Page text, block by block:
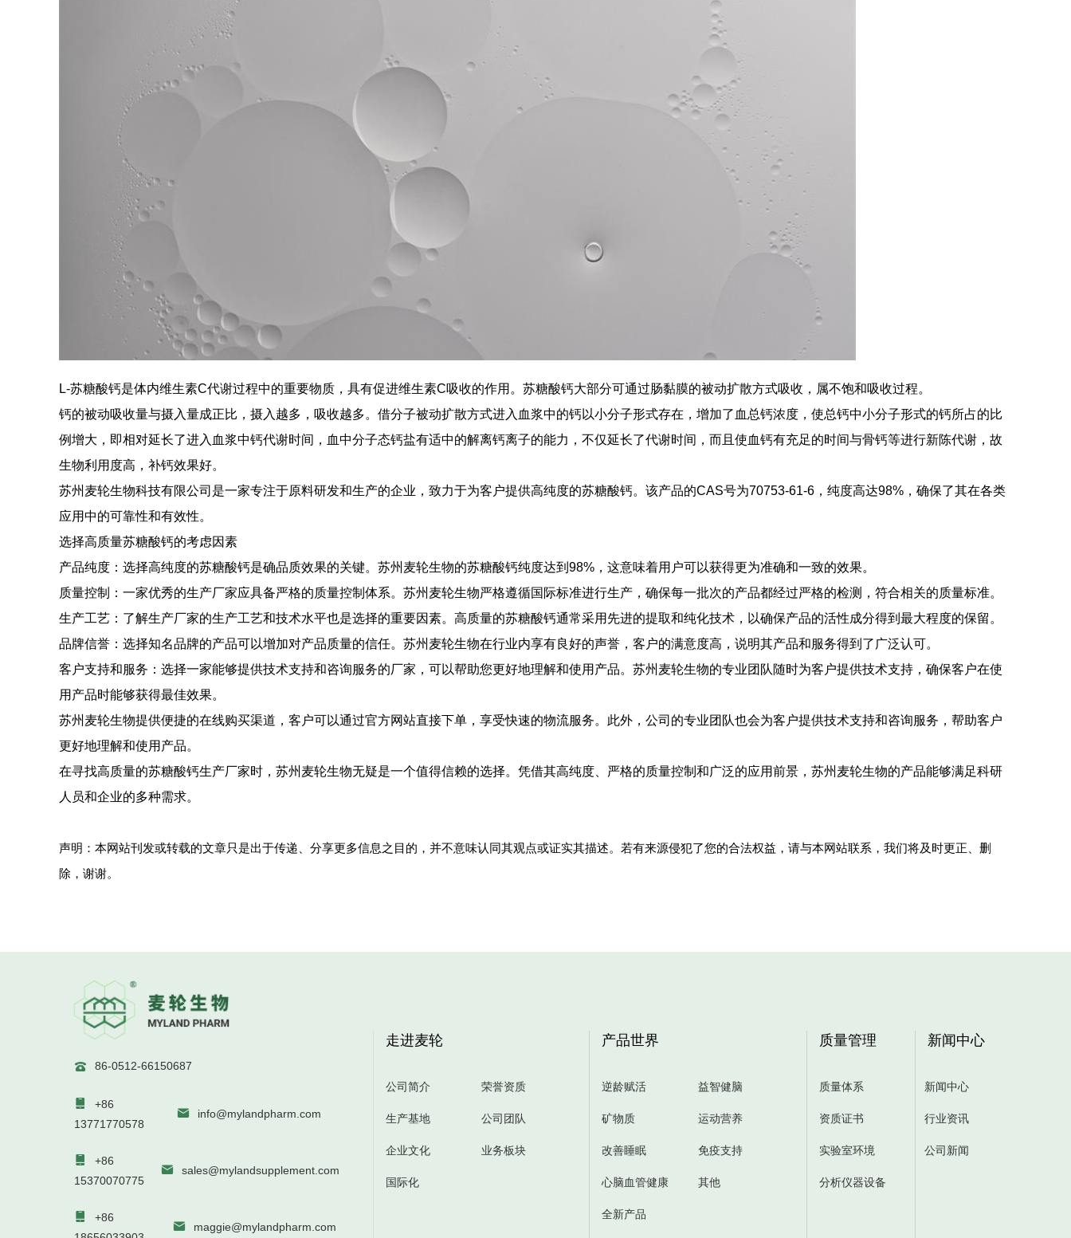
L-苏糖酸钙是体内维生素C代谢过程中的重要物质，具有促进维生素C吸收的作用。苏糖酸钙大部分可通过肠黏膜的被动扩散方式吸收，属不饱和吸收过程。
钙的被动吸收量与摄入量成正比，摄入越多，吸收越多。借分子被动扩散方式进入血浆中的钙以小分子形式存在，增加了血总钙浓度，使总钙中小分子形式的钙所占的比
例增大，即相对延长了进入血浆中钙代谢时间，血中分子态钙盐有适中的解离钙离子的能力，不仅延长了代谢时间，而且使血钙有充足的时间与骨钙等进行新陈代谢，故
生物利用度高，补钙效果好。
苏州麦轮生物科技有限公司是一家专注于原料研发和生产的企业，致力于为客户提供高纯度的苏糖酸钙。该产品的CAS号为70753-61-6，纯度高达98%，确保了其在各类
应用中的可靠性和有效性。
选择高质量苏糖酸钙的考虑因素
产品纯度：选择高纯度的苏糖酸钙是确品质效果的关键。苏州麦轮生物的苏糖酸钙纯度达到98%，这意味着用户可以获得更为准确和一致的效果。
质量控制：一家优秀的生产厂家应具备严格的质量控制体系。苏州麦轮生物严格遵循国际标准进行生产，确保每一批次的产品都经过严格的检测，符合相关的质量标准。
生产工艺：了解生产厂家的生产工艺和技术水平也是选择的重要因素。高质量的苏糖酸钙通常采用先进的提取和纯化技术，以确保产品的活性成分得到最大程度的保留。
品牌信誉：选择知名品牌的产品可以增加对产品质量的信任。苏州麦轮生物在行业内享有良好的声誉，客户的满意度高，说明其产品和服务得到了广泛认可。
客户支持和服务：选择一家能够提供技术支持和咨询服务的厂家，可以帮助您更好地理解和使用产品。苏州麦轮生物的专业团队随时为客户提供技术支持，确保客户在使
用产品时能够获得最佳效果。
苏州麦轮生物提供便捷的在线购买渠道，客户可以通过官方网站直接下单，享受快速的物流服务。此外，公司的专业团队也会为客户提供技术支持和咨询服务，帮助客户
更好地理解和使用产品。
在寻找高质量的苏糖酸钙生产厂家时，苏州麦轮生物无疑是一个值得信赖的选择。凭借其高纯度、严格的质量控制和广泛的应用前景，苏州麦轮生物的产品能够满足科研
人员和企业的多种需求。
声明：本网站刊发或转载的文章只是出于传递、分享更多信息之目的，并不意味认同其观点或证实其描述。若有来源侵犯了您的合法权益，请与本网站联系，我们将及时更正、删
除，谢谢。
 86-0512-66150687

+86
13771770578
 info@mylandpharm.com

+86
15370070775
 sales@mylandsupplement.com

+86
 maggie@mylandpharm.com
走进麦轮
公司简介 荣誉资质
生产基地 公司团队
企业文化 业务板块
国际化
产品世界
逆龄赋活 益智健脑
矿物质 运动营养
改善睡眠 免疫支持
心脑血管健康 其他
全新产品
质量管理
质量体系
资质证书
实验室环境
分析仪器设备
新闻中心
新闻中心
行业资讯
公司新闻